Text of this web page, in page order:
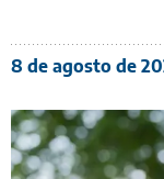
8 de agosto de